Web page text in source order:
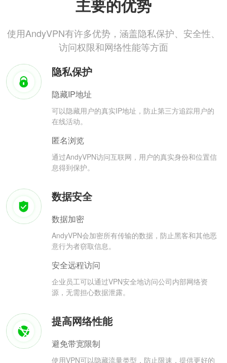
主要的优势
使用AndyVPN有许多优势，涵盖隐私保护、安全性、
访问权限和网络性能等方面
隐私保护
隐藏IP地址
可以隐藏用户的真实IP地址，防止第三方追踪用户的
在线活动。
匿名浏览
通过AndyVPN访问互联网，用户的真实身份和位置信
息得到保护。
数据安全
数据加密
AndyVPN会加密所有传输的数据，防止黑客和其他恶
意行为者窃取信息。
安全远程访问
企业员工可以通过VPN安全地访问公司内部网络资
源，无需担心数据泄露。
提高网络性能
避免带宽限制
使用VPN可以隐藏流量类型，防止限速，提供更好的